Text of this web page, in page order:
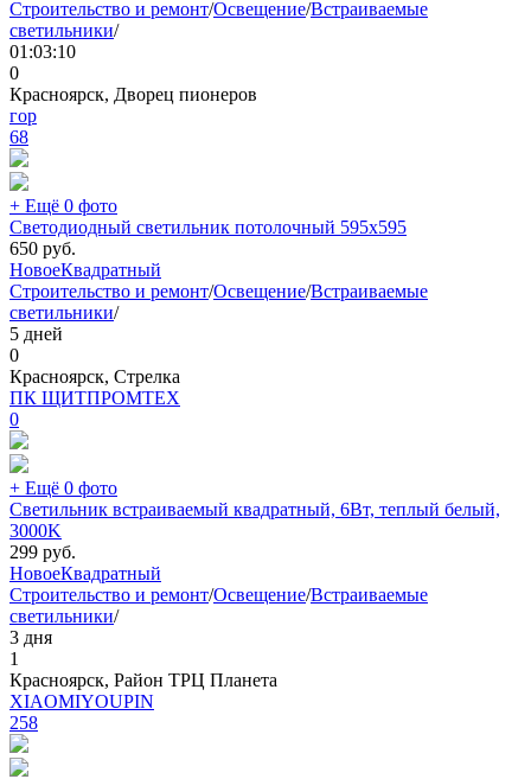
Строительство и ремонт/Освещение/Встраиваемые
светильники/
01:03:10
0
Красноярск, Дворец пионеров
гор
68
+ Ещё 0 фото
Светодиодный светильник потолочный 595х595
650 руб.
НовоеКвадратный
Строительство и ремонт/Освещение/Встраиваемые
светильники/
5 дней
0
Красноярск, Стрелка
ПК ЩИТПРОМТЕХ
0
+ Ещё 0 фото
Светильник встраиваемый квадратный, 6Вт, теплый белый,
3000K
299 руб.
НовоеКвадратный
Строительство и ремонт/Освещение/Встраиваемые
светильники/
3 дня
1
Красноярск, Район ТРЦ Планета
XIAOMIYOUPIN
258